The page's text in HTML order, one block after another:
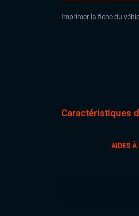
Imprimer la fiche du
Caractéristiques
AIDES À